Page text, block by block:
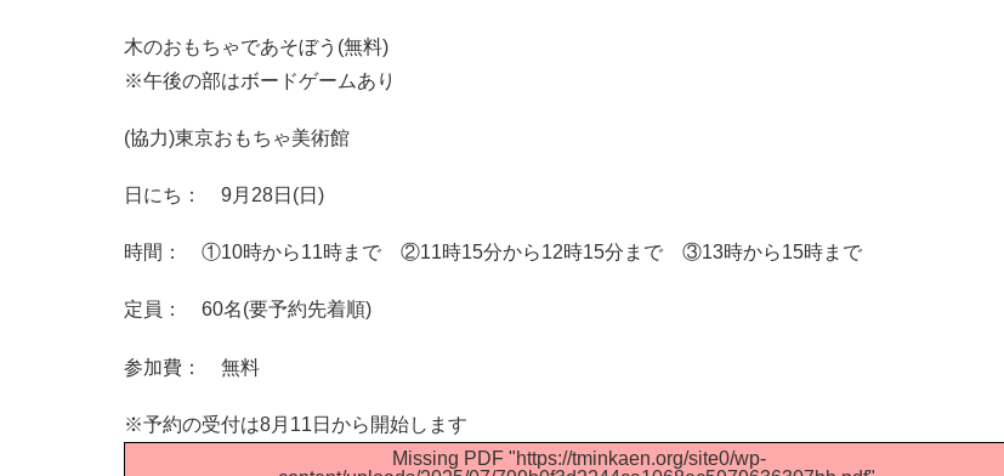
木のおもちゃであそぼう(無料)
※午後の部はボードゲームあり
(協力)東京おもちゃ美術館
日にち： 9月28日(日)
時間： ①10時から11時まで ②11時15分から12時15分まで ③13時から15時まで
定員： 60名(要予約先着順)
参加費： 無料
※予約の受付は8月11日から開始します
Missing PDF "https://tminkaen.org/site0/wp-